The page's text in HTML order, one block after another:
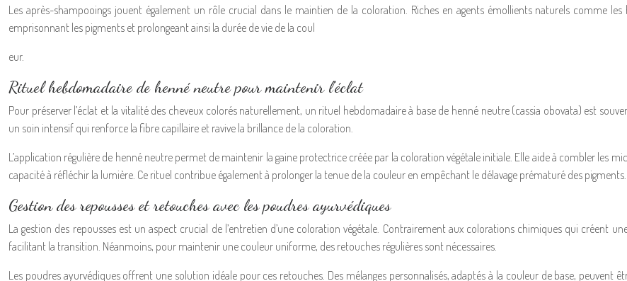
Les après-shampooings jouent également un rôle crucial dans le maintien de la coloration. Riches en agents émollients naturels comme
emprisonnant les pigments et prolongeant ainsi la durée de vie de la coul
eur.
Rituel hebdomadaire de henné neutre pour maintenir l’éclat
Pour préserver l’éclat et la vitalité des cheveux colorés naturellement, un rituel hebdomadaire à base de henné neutre (cassia obovata) est
un soin intensif qui renforce la fibre capillaire et ravive la brillance de la coloration.
L’application régulière de henné neutre permet de maintenir la gaine protectrice créée par la coloration végétale initiale. Elle aide à combler les
capacité à réfléchir la lumière. Ce rituel contribue également à prolonger la tenue de la couleur en empêchant le délavage prématuré des pigments.
Gestion des repousses et retouches avec les poudres ayurvédiques
La gestion des repousses est un aspect crucial de l’entretien d’une coloration végétale. Contrairement aux colorations chimiques qui créent
facilitant la transition. Néanmoins, pour maintenir une couleur uniforme, des retouches régulières sont nécessaires.
Les poudres ayurvédiques offrent une solution idéale pour ces retouches. Des mélanges personnalisés, adaptés à la couleur de base,